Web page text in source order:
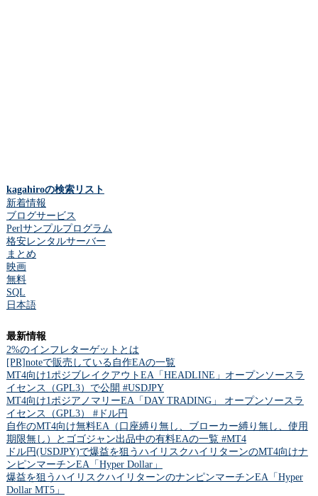
kagahiroの検索リスト
新着情報
ブログサービス
Perlサンプルプログラム
格安レンタルサーバー
まとめ
映画
無料
SQL
日本語
最新情報
2%のインフレターゲットとは
[PR]noteで販売している自作EAの一覧
MT4向け1ポジブレイクアウトEA「HEADLINE」オープンソースラ
イセンス（GPL3）で公開 #USDJPY
MT4向け1ポジアノマリーEA「DAY TRADING」 オープンソースラ
イセンス（GPL3） #ドル円
自作のMT4向け無料EA（口座縛り無し、ブローカー縛り無し、使用
期限無し）とゴゴジャン出品中の有料EAの一覧 #MT4
ドル円(USDJPY)で爆益を狙うハイリスクハイリターンのMT4向けナ
ンピンマーチンEA「Hyper Dollar」
爆益を狙うハイリスクハイリターンのナンピンマーチンEA「Hyper
Dollar MT5」